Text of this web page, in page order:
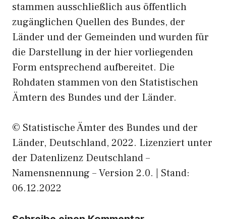
stammen ausschließlich aus öffentlich
zugänglichen Quellen des Bundes, der
Länder und der Gemeinden und wurden für
die Darstellung in der hier vorliegenden
Form entsprechend aufbereitet. Die
Rohdaten stammen von den Statistischen
Ämtern des Bundes und der Länder.
© Statistische Ämter des Bundes und der
Länder, Deutschland, 2022. Lizenziert unter
der Datenlizenz Deutschland –
Namensnennung – Version 2.0. | Stand:
06.12.2022